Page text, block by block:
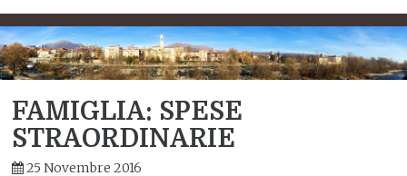
FAMIGLIA: SPESE
STRAORDINARIE
25 Novembre 2016